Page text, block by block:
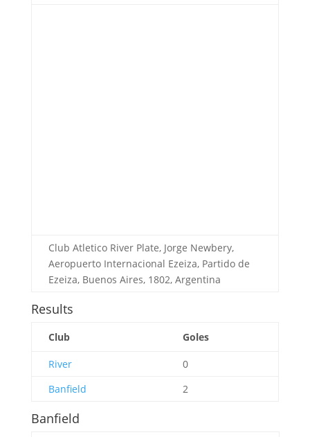
Club Atletico River Plate, Jorge Newbery,
Aeropuerto Internacional Ezeiza, Partido de
Ezeiza, Buenos Aires, 1802, Argentina
Results
Club Goles
River
0
Banfield
2
Banfield